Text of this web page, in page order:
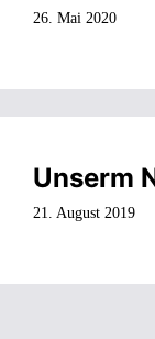
26. Mai 2020
Unserm
21. August 2019